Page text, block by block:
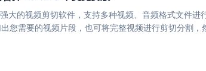
大的视频剪切软件，支持多种视频、音频格式文件
您需要的视频片段，也可将完整视频进行剪切分割